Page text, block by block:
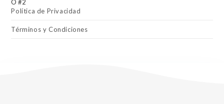
Política de Privacidad
Términos y Condiciones